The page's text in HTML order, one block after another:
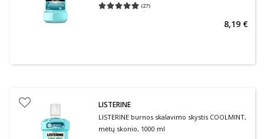
(27)
Vidutinis įvertinimas 4.85
8,19 €
LISTERINE
LISTERINE burnos skalavimo skystis COOLMINT,
mėtų skonio, 1000 ml